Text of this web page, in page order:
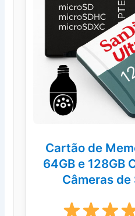
Cartão de
64GB e 128GB
Câmeras de